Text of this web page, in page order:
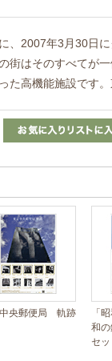
、2007年3月30日
街はそのすべてが
高機能施設です
央郵便局 軌跡
「
和
セッ